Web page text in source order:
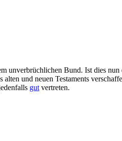
unverbrüchlichen Bund. Ist dies nun
und neuen Testaments
gut vertreten.